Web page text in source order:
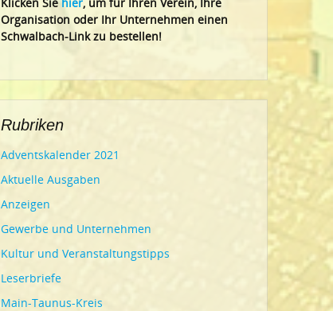
Organisation oder Ihr Unternehmen einen
Schwalbach-Link zu bestellen!
Rubriken
Adventskalender 2021
Aktuelle Ausgaben
Anzeigen
Gewerbe und Unternehmen
Kultur und Veranstaltungstipps
Leserbriefe
Main-Taunus-Kreis